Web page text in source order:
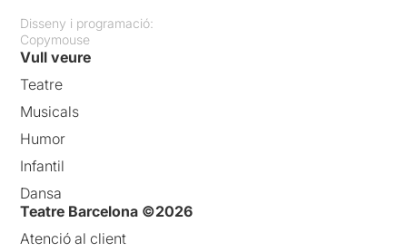
Disseny i programació:
Copymouse
Vull veure
Teatre
Musicals
Humor
Infantil
Dansa
Teatre Barcelona ©2026
Atenció al client